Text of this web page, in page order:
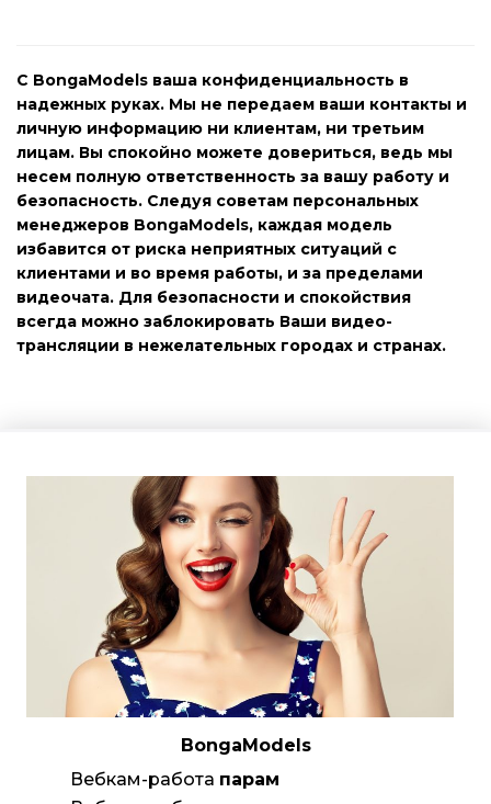
С BongaModels ваша конфиденциальность в
надежных руках. Мы не передаем ваши контакты и
личную информацию ни клиентам, ни третьим
лицам. Вы спокойно можете довериться, ведь мы
несем полную ответственность за вашу работу и
безопасность. Следуя советам персональных
менеджеров BongaModels, каждая модель
избавится от риска неприятных ситуаций с
клиентами и во время работы, и за пределами
видеочата. Для безопасности и спокойствия
всегда можно заблокировать Ваши видео-
трансляции в нежелательных городах и странах.
BongaModels
Вебкам-работа парам